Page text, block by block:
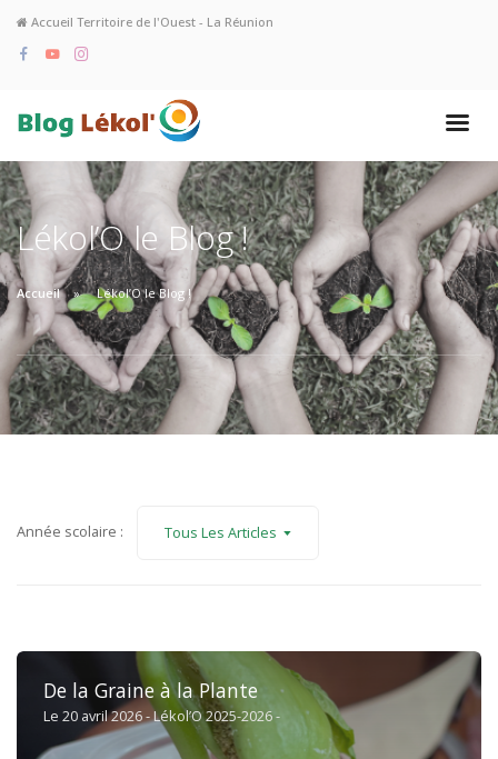
Accueil Territoire de l'Ouest - La Réunion
Lékol’O le Blog !
Accueil Lékol’O le Blog !
Année scolaire : Tous Les Articles
De la Graine à la Plante
Le 20 avril 2026 - Lékol’O 2025-2026 -